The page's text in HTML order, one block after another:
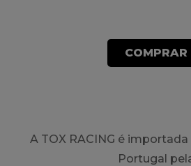
COMPRAR
A TOX RACING é
Portugal